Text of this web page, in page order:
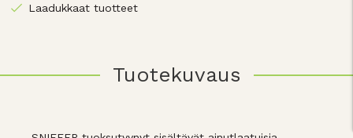
Laadukkaat tuotteet
Tuotekuvaus